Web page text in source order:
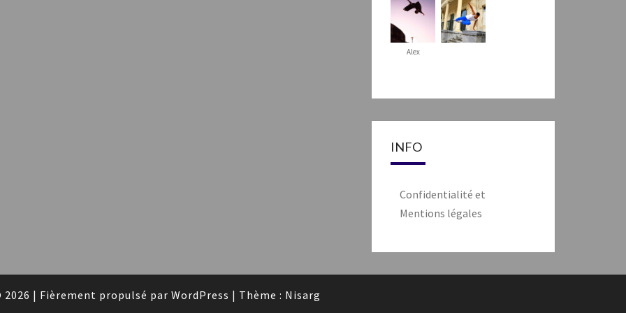
Alex
INFO
Confidentialité et
Mentions légales
2026 | Fièrement propulsé par WordPress | Thème : Nisarg